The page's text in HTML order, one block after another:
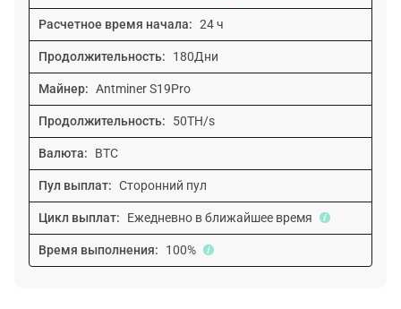
Расчетное время начала: 24 ч
Продолжительность: 180Дни
Майнер: Antminer S19Pro
Продолжительность: 50TH/s
Валюта: BTC
Пул выплат: Сторонний пул
Цикл выплат: Ежедневно в ближайшее время
Время выполнения: 100%